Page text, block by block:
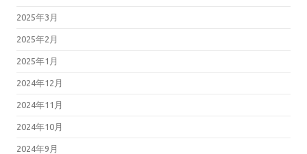
2025年3月
2025年2月
2025年1月
2024年12月
2024年11月
2024年10月
2024年9月